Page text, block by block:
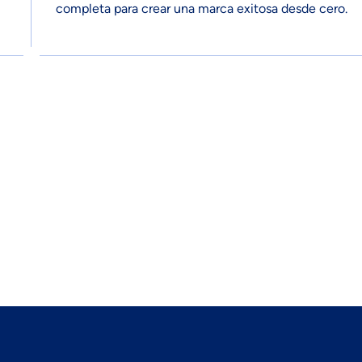
completa para crear una marca exitosa desde cero.
Que Conecte